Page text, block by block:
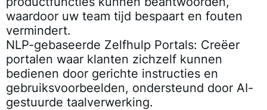
waardoor uw team tijd bespaart en fouten
vermindert.
NLP-gebaseerde Zelfhulp Portals: Creëer
portalen waar klanten zichzelf kunnen
bedienen door gerichte instructies en
gebruiksvoorbeelden, ondersteund door AI-
gestuurde taalverwerking.